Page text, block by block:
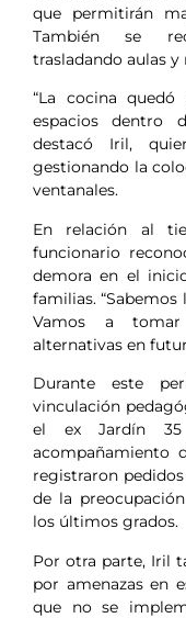
que permitirán
También se
trasladando aulas
“La cocina
espacios dentro
destacó Iril,
gestionando la
ventanales.
En relación al
funcionario
demora en el
familias.
Vamos a tomar
alternativas en
Durante este
vinculación
el ex Jardín
acompañamiento
registraron
de la
los últimos grados.
Por otra parte, Iril
por amenazas en
que no se